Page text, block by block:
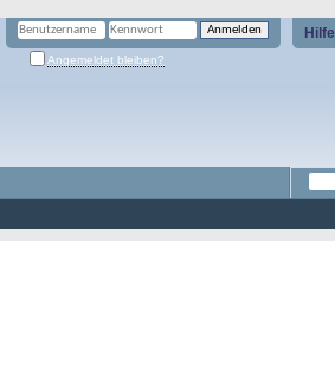
Hilfe
Angemeldet bleiben?